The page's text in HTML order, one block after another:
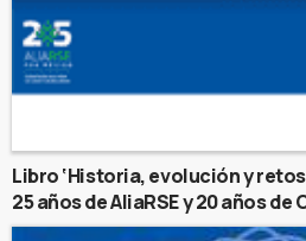
Libro ‘Historia, evolución y
25 años de AliaRSE y 20 años